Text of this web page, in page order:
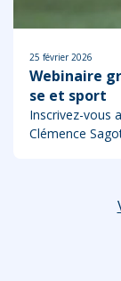
25 février 2026
Webinaire
se et sport
Inscrivez-vous
Clémence